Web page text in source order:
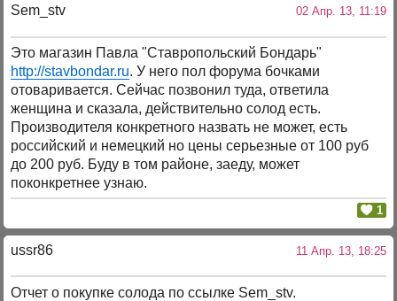
Sem_stv 02 Апр. 13, 11:19
Это магазин Павла "Ставропольский Бондарь"
http://stavbondar.ru. У него пол форума бочками
отоваривается. Сейчас позвонил туда, ответила
женщина и сказала, действительно солод есть.
Производителя конкретного назвать не может, есть
российский и немецкий но цены серьезные от 100 руб
до 200 руб. Буду в том районе, заеду, может
поконкретнее узнаю.
1
ussr86 11 Апр. 13, 18:25
Отчет о покупке солода по ссылке Sem_stv.